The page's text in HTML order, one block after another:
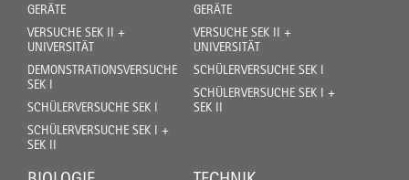
GERÄTE
VERSUCHE SEK II +
UNIVERSITÄT
DEMONSTRATIONSVERSUCHE
SEK I
SCHÜLERVERSUCHE SEK I
SCHÜLERVERSUCHE SEK I +
SEK II
GERÄTE
VERSUCHE SEK II +
UNIVERSITÄT
SCHÜLERVERSUCHE SEK I
SCHÜLERVERSUCHE SEK I +
SEK II